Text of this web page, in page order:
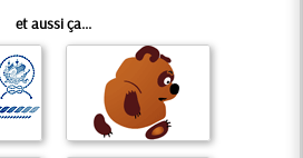
et aussi ça...